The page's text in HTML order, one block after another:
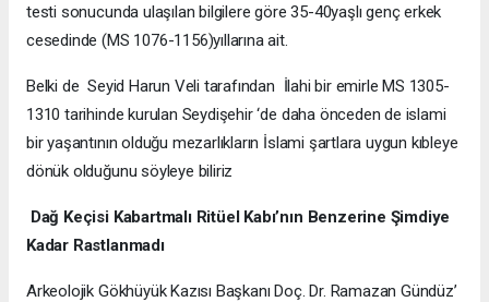
testi sonucunda ulaşılan bilgilere göre 35-40yaşlı genç erkek
cesedinde (MS 1076-1156)yıllarına ait.
Belki de Seyid Harun Veli tarafından İlahi bir emirle MS 1305-
1310 tarihinde kurulan Seydişehir ‘de daha önceden de islami
bir yaşantının olduğu mezarlıkların İslami şartlara uygun kıbleye
dönük olduğunu söyleye biliriz
Dağ Keçisi Kabartmalı Ritüel Kabı’nın Benzerine Şimdiye
Kadar Rastlanmadı
Arkeolojik Gökhüyük Kazısı Başkanı Doç. Dr. Ramazan Gündüz’